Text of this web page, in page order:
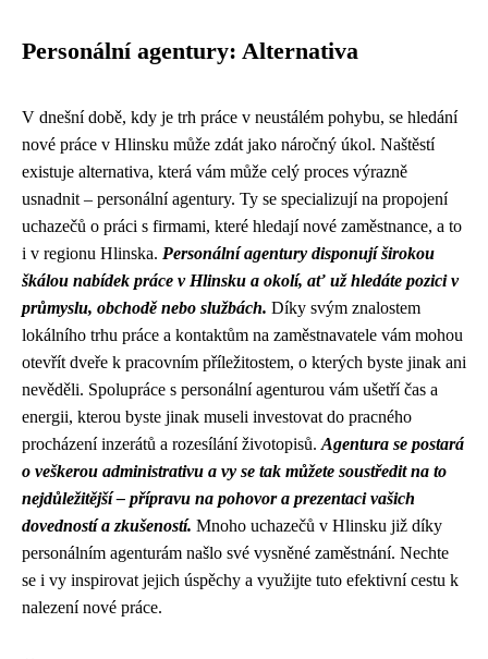
Personální agentury: Alternativa
V dnešní době, kdy je trh práce v neustálém pohybu, se hledání
nové práce v Hlinsku může zdát jako náročný úkol. Naštěstí
existuje alternativa, která vám může celý proces výrazně
usnadnit – personální agentury. Ty se specializují na propojení
uchazečů o práci s firmami, které hledají nové zaměstnance, a to
i v regionu Hlinska. Personální agentury disponují širokou
škálou nabídek práce v Hlinsku a okolí, ať už hledáte pozici v
průmyslu, obchodě nebo službách. Díky svým znalostem
lokálního trhu práce a kontaktům na zaměstnavatele vám mohou
otevřít dveře k pracovním příležitostem, o kterých byste jinak ani
nevěděli. Spolupráce s personální agenturou vám ušetří čas a
energii, kterou byste jinak museli investovat do pracného
procházení inzerátů a rozesílání životopisů. Agentura se postará
o veškerou administrativu a vy se tak můžete soustředit na to
nejdůležitější – přípravu na pohovor a prezentaci vašich
dovedností a zkušeností. Mnoho uchazečů v Hlinsku již díky
personálním agenturám našlo své vysněné zaměstnání. Nechte
se i vy inspirovat jejich úspěchy a využijte tuto efektivní cestu k
nalezení nové práce.